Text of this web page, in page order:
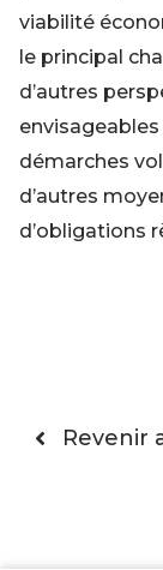
viabilité
le principal
d’autres
démarches
d’autres
d’obligations
Revenir